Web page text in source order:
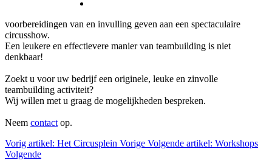
voorbereidingen van en invulling geven aan een spectaculaire
circusshow.
Een leukere en effectievere manier van teambuilding is niet
denkbaar!
Zoekt u voor uw bedrijf een originele, leuke en zinvolle
teambuilding activiteit?
Wij willen met u graag de mogelijkheden bespreken.
Neem contact op.
Vorig artikel: Het Circusplein Vorige Volgende artikel: Workshops
Volgende